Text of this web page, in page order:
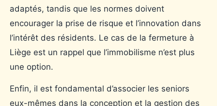
adaptés, tandis que les normes doivent
encourager la prise de risque et l’innovation dans
l’intérêt des résidents. Le cas de la fermeture à
Liège est un rappel que l’immobilisme n’est plus
une option.
Enfin, il est fondamental d’associer les seniors
eux-mêmes dans la conception et la gestion des